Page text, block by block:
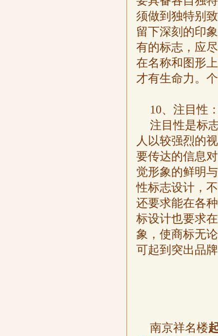
须做到独特别
留下深刻的印
有的标志，应
在名称和图形
才有生命力。
10、注目性
注目性是标
人以较强烈的
要传达的信息
觉形象的鲜明
性标志设计，
还要求能在各
标设计也要求
象，使商标无
可起到突出品
南京祥名楼